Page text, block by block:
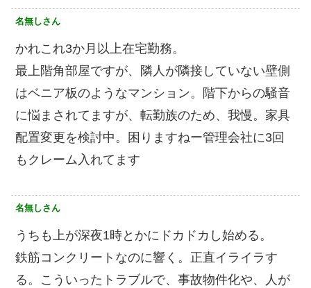
名無しさん
かれこれ3か月以上在宅勤務。
最上階角部屋ですが、隣人が隣接していない壁側
はベニア板のようなマンション。階下からの騒音
に悩まされてますが、転勤族のため、我慢。家具
配置変更を検討中。困りますねー管理会社に3回
もクレーム入れてます
名無しさん
うちも上が深夜1時とかにドカドカし始める。
鉄筋コンクリートなのに響く。正直イライラす
る。こういったトラブルで、事故物件化や、人が